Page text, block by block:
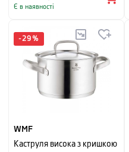
Є в наявності
-29 %
WMF
Каструля висока з кришкою